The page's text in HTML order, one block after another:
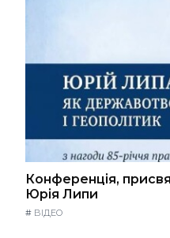
Конференція,
Юрія Липи
# ВІДЕО